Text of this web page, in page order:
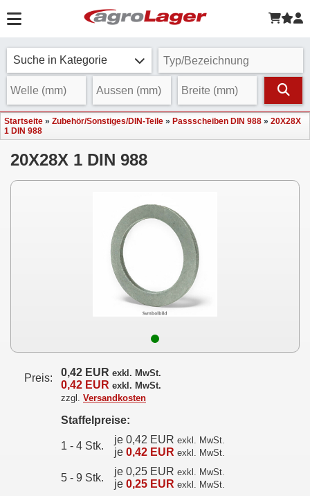
Suche in Kategorie
Startseite » Zubehör/Sonstiges/DIN-Teile » Passscheiben DIN 988 » 20X28X
1 DIN 988
20X28X 1 DIN 988
Preis: 0,42 EUR exkl. MwSt.
0,42 EUR exkl. MwSt.
zzgl. Versandkosten
Staffelpreise:
1 - 4 Stk.
je 0,42 EUR exkl. MwSt.
je 0,42 EUR exkl. MwSt.
5 - 9 Stk.
je 0,25 EUR exkl. MwSt.
je 0,25 EUR exkl. MwSt.